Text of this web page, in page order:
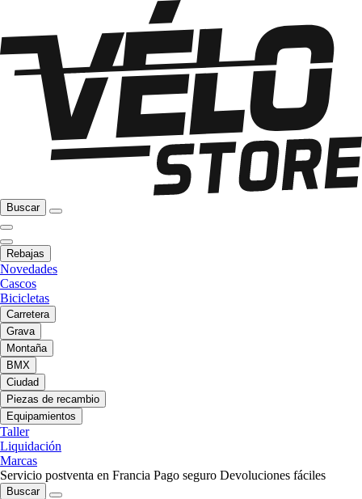
Buscar
Rebajas
Novedades
Cascos
Bicicletas
Carretera
Grava
Montaña
BMX
Ciudad
Piezas de recambio
Equipamientos
Taller
Liquidación
Marcas
Servicio postventa en Francia Pago seguro Devoluciones fáciles
Buscar